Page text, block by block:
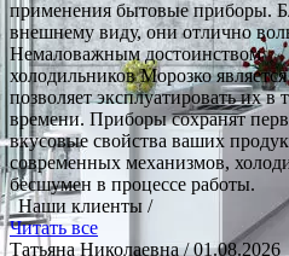
применения бытовые приборы.
внешнему виду, они отлично
Немаловажным достоинством
холодильников Морозко
позволяет эксплуатировать их в
времени. Приборы сохранят
вкусовые свойства ваших
современных механизмов,
бесшумен в процессе работы.
Наши клиенты /
Читать все
Татьяна Николаевна/ 01.08.2026